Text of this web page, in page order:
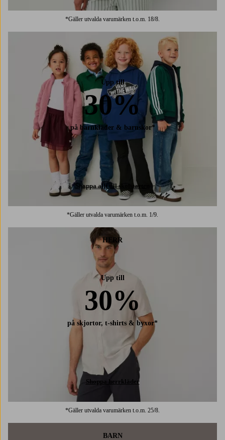
*Gäller utvalda varumärken t.o.m. 18/8.
Upp till
30%
på barnkläder & barnskor*
Shoppa allt till skolstarten
*Gäller utvalda varumärken t.o.m. 1/9.
HERR
Upp till
30%
på skjortor, t-shirts & byxor*
Shoppa herrkläder
*Gäller utvalda varumärken t.o.m. 25/8.
BARN